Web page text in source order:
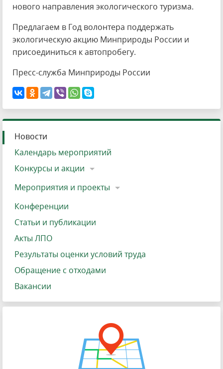
нового направления экологического туризма.
Предлагаем в Год волонтера поддержать
экологическую акцию Минприроды России и
присоединиться к автопробегу.
Пресс-служба Минприроды России
Новости
Календарь мероприятий
Конкурсы и акции
Мероприятия и проекты
Конференции
Статьи и публикации
Акты ЛПО
Результаты оценки условий труда
Обращение с отходами
Вакансии